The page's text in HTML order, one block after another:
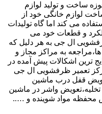
ساخت و تولید لوازم
لوازم خانگی خود از
می کند اما گاه تولیدات
و قطعات خود می
ال جی به هر دلیل که
ها،مراجعه به مراکز مجاز و
ترین اشکالات پیش آمده در
تعمیر ظرفشویی ال جی
قفل درب ماشین
واشر در ماشین
محفظه مواد شوینده و …..